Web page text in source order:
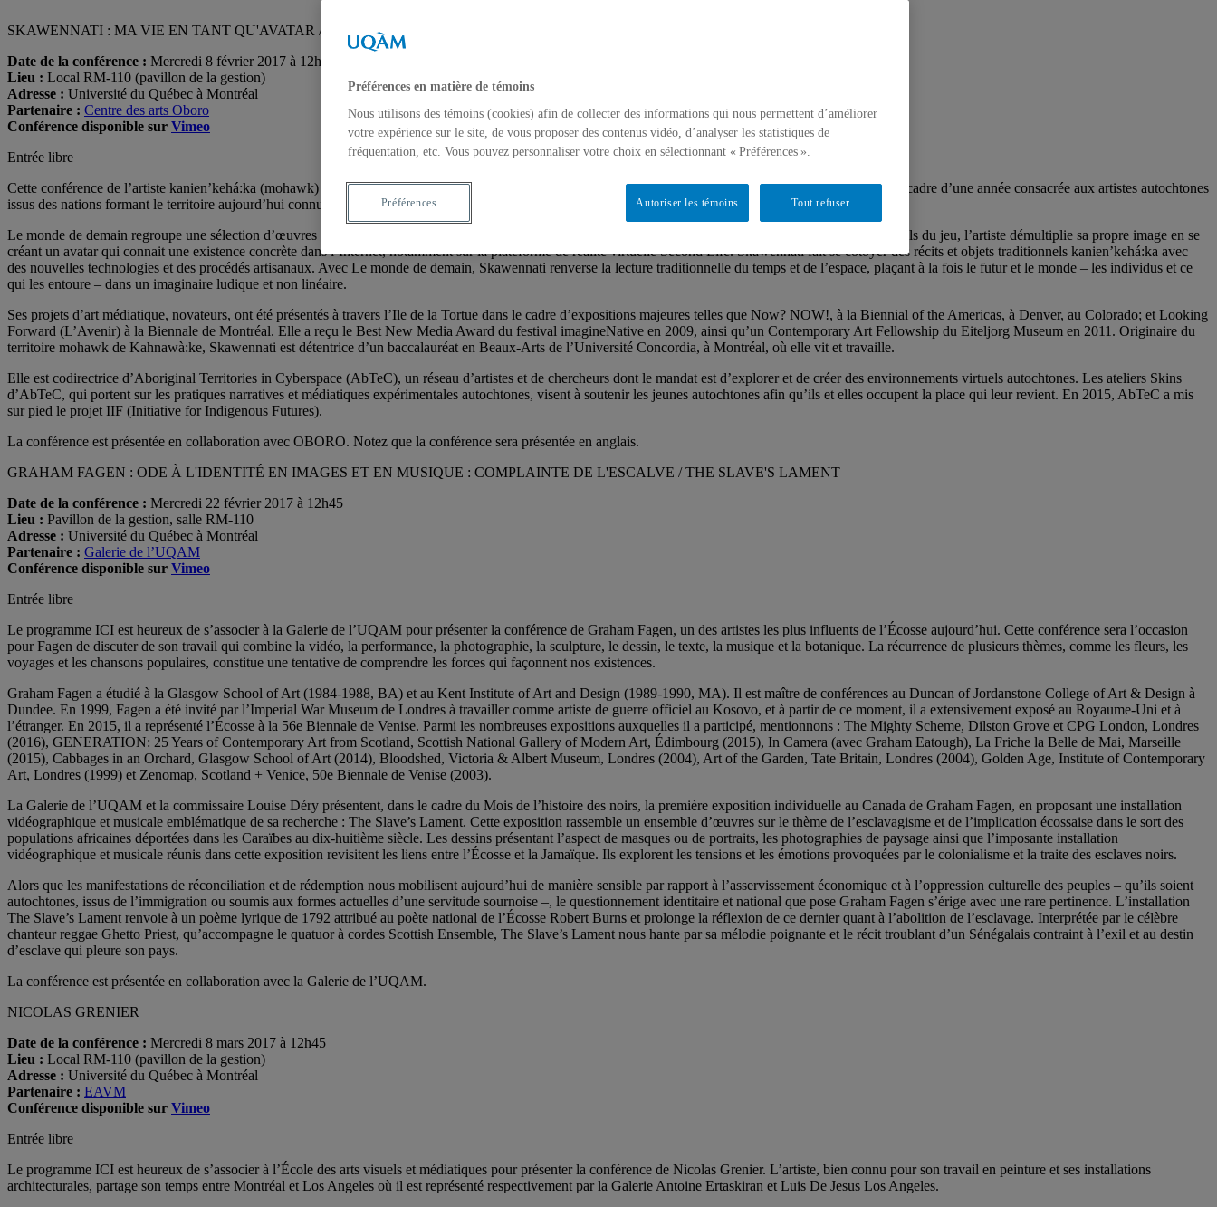
SKAWENNATI : MA VIE EN TANT QU'AVATAR / MY LIFE AS AN AVATAR
Date de la conférence : Mercredi 8 février 2017 à 12h45
Lieu : Local RM-110 (pavillon de la gestion)
Adresse : Université du Québec à Montréal
Partenaire : Centre des arts Oboro
Conférence disponible sur Vimeo
Entrée libre
Cette conférence de l’artiste kanien’kehá:ka (mohawk) Skawennati coïncide avec son exposition
Le monde de demainprésentée à la galerie OBORO dans le cadre d’une année consacrée aux artistes autochtones
issus des nations formant le territoire aujourd’hui connu sous le nom de Canada.
Le monde de demain regroupe une sélection d’œuvres récentes qui ont en commun une recherche sur les notions de temps et du soi. Par les mécanismes pluriels du jeu, l’artiste démultiplie sa propre image en se
créant un avatar qui connait une existence concrète dans l’Internet, notamment sur la plateforme de réalité virtuelle Second Life. Skawennati fait se côtoyer des récits et objets traditionnels kanien’kehá:ka avec
des nouvelles technologies et des procédés artisanaux. Avec Le monde de demain, Skawennati renverse la lecture traditionnelle du temps et de l’espace, plaçant à la fois le futur et le monde – les individus et ce
qui les entoure – dans un imaginaire ludique et non linéaire.
Ses projets d’art médiatique, novateurs, ont été présentés à travers l’Ile de la Tortue dans le cadre d’expositions majeures telles que Now? NOW!, à la Biennial of the Americas, à Denver, au Colorado; et Looking
Forward (L’Avenir) à la Biennale de Montréal. Elle a reçu le Best New Media Award du festival imagineNative en 2009, ainsi qu’un Contemporary Art Fellowship du Eiteljorg Museum en 2011. Originaire du
territoire mohawk de Kahnawà:ke, Skawennati est détentrice d’un baccalauréat en Beaux-Arts de l’Université Concordia, à Montréal, où elle vit et travaille.
Elle est codirectrice d’Aboriginal Territories in Cyberspace (AbTeC), un réseau d’artistes et de chercheurs dont le mandat est d’explorer et de créer des environnements virtuels autochtones. Les ateliers Skins
d’AbTeC, qui portent sur les pratiques narratives et médiatiques expérimentales autochtones, visent à soutenir les jeunes autochtones afin qu’ils et elles occupent la place qui leur revient. En 2015, AbTeC a mis
sur pied le projet IIF (Initiative for Indigenous Futures).
La conférence est présentée en collaboration avec OBORO. Notez que la conférence sera présentée en anglais.
GRAHAM FAGEN : ODE À L'IDENTITÉ EN IMAGES ET EN MUSIQUE : COMPLAINTE DE L'ESCALVE / THE SLAVE'S LAMENT
Date de la conférence : Mercredi 22 février 2017 à 12h45
Lieu : Pavillon de la gestion, salle RM-110
Adresse : Université du Québec à Montréal
Partenaire : Galerie de l’UQAM
Conférence disponible sur Vimeo
Entrée libre
Le programme ICI est heureux de s’associer à la Galerie de l’UQAM pour présenter la conférence de Graham Fagen, un des artistes les plus influents de l’Écosse aujourd’hui. Cette conférence sera l’occasion
pour Fagen de discuter de son travail qui combine la vidéo, la performance, la photographie, la sculpture, le dessin, le texte, la musique et la botanique. La récurrence de plusieurs thèmes, comme les fleurs, les
voyages et les chansons populaires, constitue une tentative de comprendre les forces qui façonnent nos existences.
Graham Fagen a étudié à la Glasgow School of Art (1984-1988, BA) et au Kent Institute of Art and Design (1989-1990, MA). Il est maître de conférences au Duncan of Jordanstone College of Art & Design à
Dundee. En 1999, Fagen a été invité par l’Imperial War Museum de Londres à travailler comme artiste de guerre officiel au Kosovo, et à partir de ce moment, il a extensivement exposé au Royaume-Uni et à
l’étranger. En 2015, il a représenté l’Écosse à la 56e Biennale de Venise. Parmi les nombreuses expositions auxquelles il a participé, mentionnons : The Mighty Scheme, Dilston Grove et CPG London, Londres
(2016), GENERATION: 25 Years of Contemporary Art from Scotland, Scottish National Gallery of Modern Art, Édimbourg (2015), In Camera (avec Graham Eatough), La Friche la Belle de Mai, Marseille
(2015), Cabbages in an Orchard, Glasgow School of Art (2014), Bloodshed, Victoria & Albert Museum, Londres (2004), Art of the Garden, Tate Britain, Londres (2004), Golden Age, Institute of Contemporary
Art, Londres (1999) et Zenomap, Scotland + Venice, 50e Biennale de Venise (2003).
La Galerie de l’UQAM et la commissaire Louise Déry présentent, dans le cadre du Mois de l’histoire des noirs, la première exposition individuelle au Canada de Graham Fagen, en proposant une installation
vidéographique et musicale emblématique de sa recherche : The Slave’s Lament. Cette exposition rassemble un ensemble d’œuvres sur le thème de l’esclavagisme et de l’implication écossaise dans le sort des
populations africaines déportées dans les Caraïbes au dix-huitième siècle. Les dessins présentant l’aspect de masques ou de portraits, les photographies de paysage ainsi que l’imposante installation
vidéographique et musicale réunis dans cette exposition revisitent les liens entre l’Écosse et la Jamaïque. Ils explorent les tensions et les émotions provoquées par le colonialisme et la traite des esclaves noirs.
Alors que les manifestations de réconciliation et de rédemption nous mobilisent aujourd’hui de manière sensible par rapport à l’asservissement économique et à l’oppression culturelle des peuples – qu’ils soient
autochtones, issus de l’immigration ou soumis aux formes actuelles d’une servitude sournoise –, le questionnement identitaire et national que pose Graham Fagen s’érige avec une rare pertinence. L’installation
The Slave’s Lament renvoie à un poème lyrique de 1792 attribué au poète national de l’Écosse Robert Burns et prolonge la réflexion de ce dernier quant à l’abolition de l’esclavage. Interprétée par le célèbre
chanteur reggae Ghetto Priest, qu’accompagne le quatuor à cordes Scottish Ensemble, The Slave’s Lament nous hante par sa mélodie poignante et le récit troublant d’un Sénégalais contraint à l’exil et au destin
d’esclave qui pleure son pays.
La conférence est présentée en collaboration avec la Galerie de l’UQAM.
NICOLAS GRENIER
Date de la conférence : Mercredi 8 mars 2017 à 12h45
Lieu : Local RM-110 (pavillon de la gestion)
Adresse : Université du Québec à Montréal
Partenaire : EAVM
Conférence disponible sur Vimeo
Entrée libre
Le programme ICI est heureux de s’associer à l’École des arts visuels et médiatiques pour présenter la conférence de Nicolas Grenier. L’artiste, bien connu pour son travail en peinture et ses installations
architecturales, partage son temps entre Montréal et Los Angeles où il est représenté respectivement par la Galerie Antoine Ertaskiran et Luis De Jesus Los Angeles.
Préférences en matière de témoins
Nous utilisons des témoins (cookies) afin de collecter des informations qui nous permettent d’améliorer
votre expérience sur le site, de vous proposer des contenus vidéo, d’analyser les statistiques de
fréquentation, etc. Vous pouvez personnaliser votre choix en sélectionnant « Préférences ».
Tout refuser
Autoriser les témoins
Préférences